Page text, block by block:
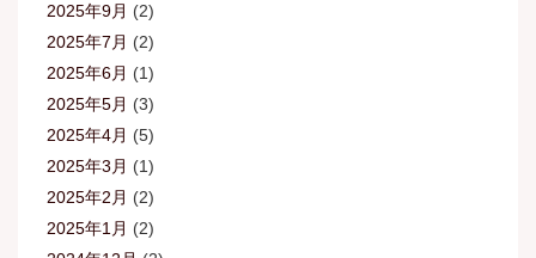
2025年9月 (2)
2025年7月 (2)
2025年6月 (1)
2025年5月 (3)
2025年4月 (5)
2025年3月 (1)
2025年2月 (2)
2025年1月 (2)